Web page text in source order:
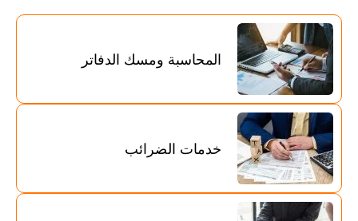
المحاسبة ومسك الدفاتر
خدمات الضرائب